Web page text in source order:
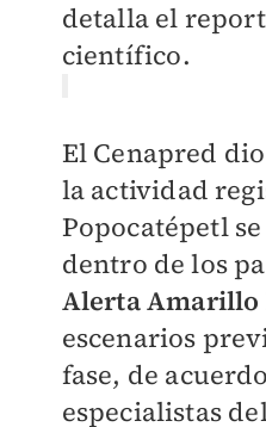
detalla el
científico.
El Cenapred
la actividad
Popocatépetl
dentro de los
Alerta Amarillo
escenarios
fase, de
especialistas